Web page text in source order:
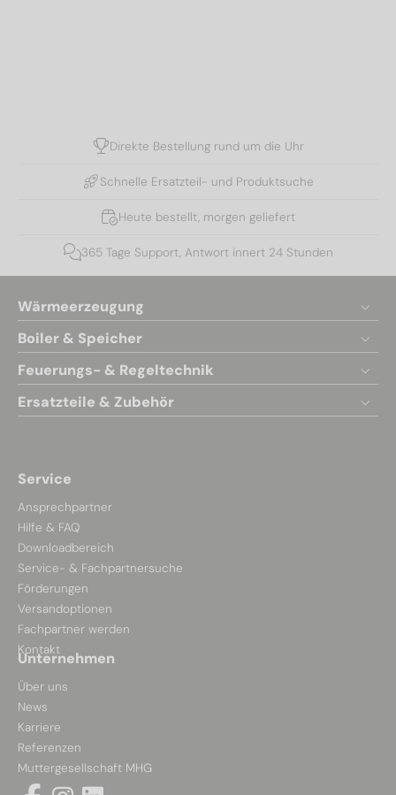
Direkte Bestellung rund um die Uhr
Schnelle Ersatzteil- und Produktsuche
Heute bestellt, morgen geliefert
365 Tage Support, Antwort innert 24 Stunden
Wärmeerzeugung
Boiler & Speicher
Feuerungs- & Regeltechnik
Ersatzteile & Zubehör
Service
Ansprechpartner
Hilfe & FAQ
Downloadbereich
Service- & Fachpartnersuche
Förderungen
Versandoptionen
Fachpartner werden
Kontakt
Unternehmen
Über uns
News
Karriere
Referenzen
Muttergesellschaft MHG